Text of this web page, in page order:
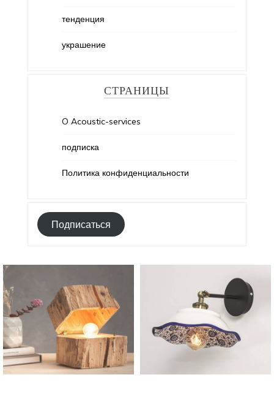
тенденция
украшение
СТРАНИЦЫ
O Acoustic-services
подписка
Политика конфиденциальности
Подписаться